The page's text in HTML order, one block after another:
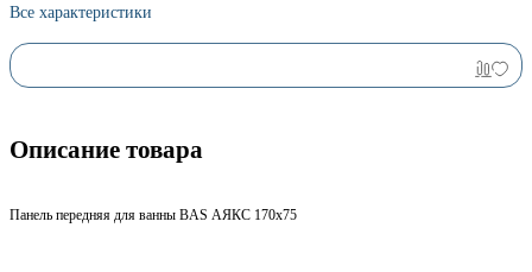
Все характеристики
Описание товара
Панель передняя для ванны BAS АЯКС 170х75